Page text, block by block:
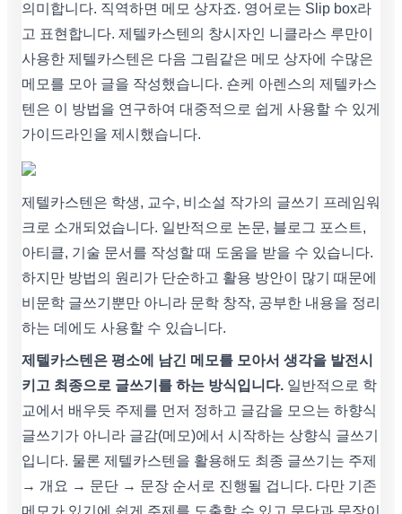
의미합니다. 직역하면 메모 상자죠. 영어로는 Slip box라
고 표현합니다. 제텔카스텐의 창시자인 니클라스 루만이
사용한 제텔카스텐은 다음 그림같은 메모 상자에 수많은
메모를 모아 글을 작성했습니다. 숀케 아렌스의 제텔카스
텐은 이 방법을 연구하여 대중적으로 쉽게 사용할 수 있게
가이드라인을 제시했습니다.
제텔카스텐은 학생, 교수, 비소설 작가의 글쓰기 프레임워
크로 소개되었습니다. 일반적으로 논문, 블로그 포스트,
아티클, 기술 문서를 작성할 때 도움을 받을 수 있습니다.
하지만 방법의 원리가 단순하고 활용 방안이 많기 때문에
비문학 글쓰기뿐만 아니라 문학 창작, 공부한 내용을 정리
하는 데에도 사용할 수 있습니다.
제텔카스텐은 평소에 남긴 메모를 모아서 생각을 발전시
키고 최종으로 글쓰기를 하는 방식입니다. 일반적으로 학
교에서 배우듯 주제를 먼저 정하고 글감을 모으는 하향식
글쓰기가 아니라 글감(메모)에서 시작하는 상향식 글쓰기
입니다. 물론 제텔카스텐을 활용해도 최종 글쓰기는 주제
→ 개요 → 문단 → 문장 순서로 진행될 겁니다. 다만 기존